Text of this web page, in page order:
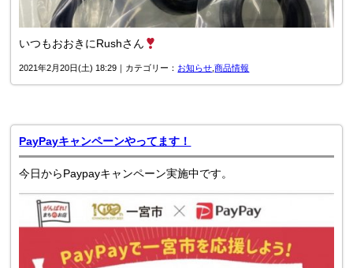
いつもおおきにRushさん
2021年2月20日(土) 18:29｜カテゴリー： お知らせ ,商品情報
PayPayキャンペーンやってます！
今日からPaypayキャンペーン実施中です。